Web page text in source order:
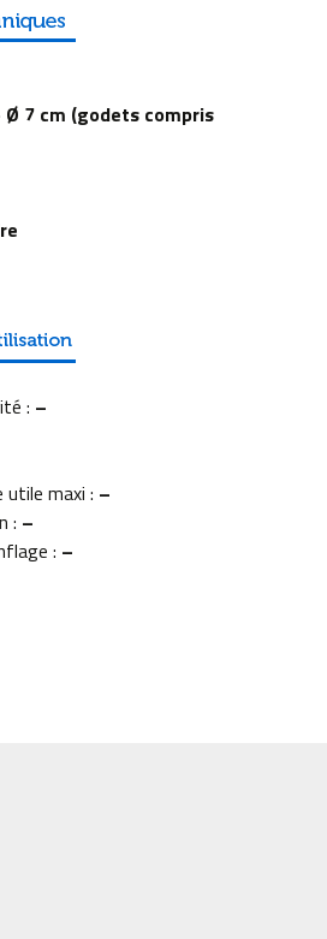
Ø 7 cm (godets compris
: –
maxi : –
: –
: –